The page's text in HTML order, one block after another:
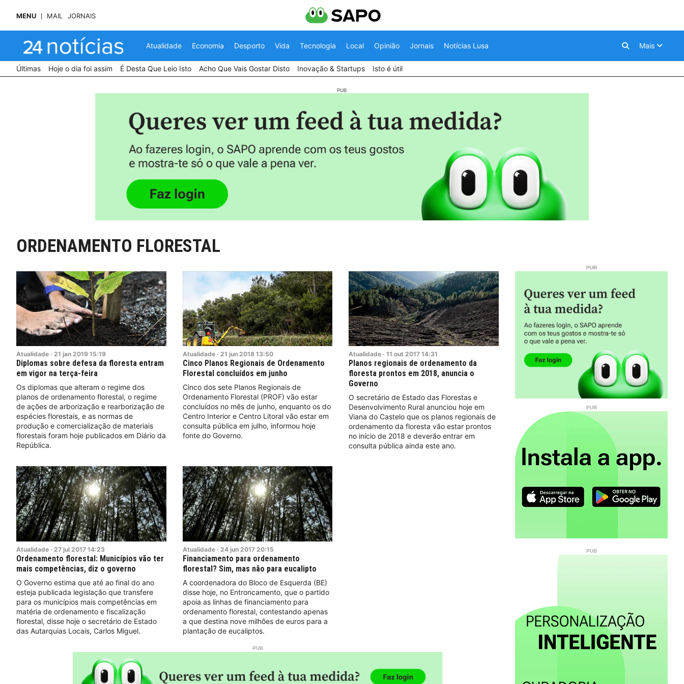
MENU MAIL JORNAIS
Atualidade Economia Desporto Vida Tecnologia Local Opinião Jornais Notícias Lusa Mais
Últimas Hoje o dia foi assim É Desta Que Leio Isto Acho Que Vais Gostar Disto Inovação & Startups Isto é útil
ORDENAMENTO FLORESTAL
Atualidade · 21 jan 2019 15:19
Diplomas sobre defesa da floresta entram
em vigor na terça-feira
Os diplomas que alteram o regime dos
planos de ordenamento florestal, o regime
de ações de arborização e rearborização de
espécies florestais, e as normas de
produção e comercialização de materiais
florestais foram hoje publicados em Diário da
República.
Atualidade · 21 jun 2018 13:50
Cinco Planos Regionais de Ordenamento
Florestal concluídos em junho
Cinco dos sete Planos Regionais de
Ordenamento Florestal (PROF) vão estar
concluídos no mês de junho, enquanto os do
Centro Interior e Centro Litoral vão estar em
consulta pública em julho, informou hoje
fonte do Governo.
Atualidade · 11 out 2017 14:31
Planos regionais de ordenamento da
floresta prontos em 2018, anuncia o
Governo
O secretário de Estado das Florestas e
Desenvolvimento Rural anunciou hoje em
Viana do Castelo que os planos regionais de
ordenamento da floresta vão estar prontos
no início de 2018 e deverão entrar em
consulta pública ainda este ano.
Atualidade · 27 jul 2017 14:23
Ordenamento florestal: Municípios vão ter
mais competências, diz o governo
O Governo estima que até ao final do ano
esteja publicada legislação que transfere
para os municípios mais competências em
matéria de ordenamento e fiscalização
florestal, disse hoje o secretário de Estado
das Autarquias Locais, Carlos Miguel.
Atualidade · 24 jun 2017 20:15
Financiamento para ordenamento
florestal? Sim, mas não para eucalipto
A coordenadora do Bloco de Esquerda (BE)
disse hoje, no Entroncamento, que o partido
apoia as linhas de financiamento para
ordenamento florestal, contestando apenas
a que destina nove milhões de euros para a
plantação de eucaliptos.